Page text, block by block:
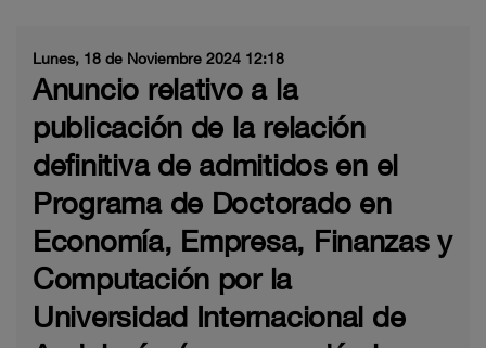
Lunes, 18 de Noviembre 2024 12:18
Anuncio relativo a la
publicación de la relación
definitiva de admitidos en el
Programa de Doctorado en
Economía, Empresa, Finanzas y
Computación por la
Universidad Internacional de